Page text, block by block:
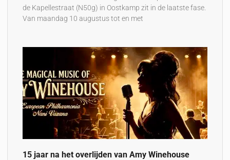
de Kapellestraat (N50g) in Oostkamp zit in de laatste fase.
Van maandag 10 augustus tot en met
15 jaar na het overlijden van Amy Winehouse